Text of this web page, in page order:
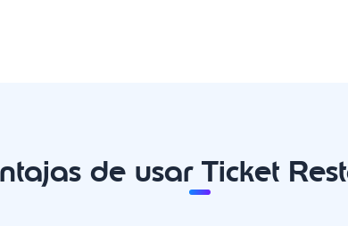
de usar Ticket